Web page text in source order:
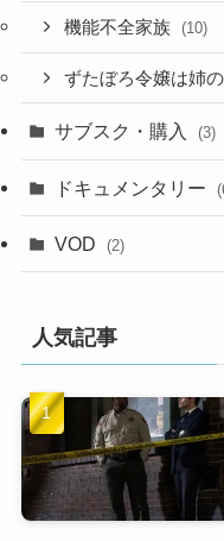
機能不全家族 (10)
ずたぼろ令嬢は姉
サブスク・購入 (3)
ドキュメンタリー
VOD (2)
人気記事